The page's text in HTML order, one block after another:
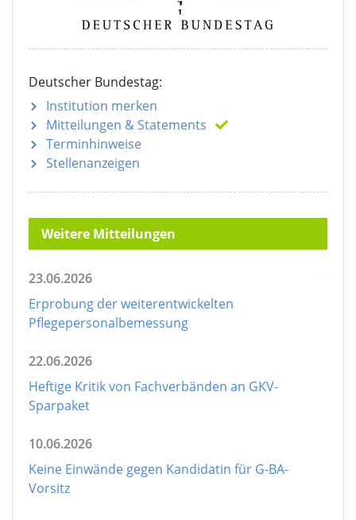
Deutscher Bundestag:
Institution merken
Mitteilungen & Statements
Terminhinweise
Stellenanzeigen
Weitere Mitteilungen
23.06.2026
Erprobung der weiterentwickelten
Pflegepersonalbemessung
22.06.2026
Heftige Kritik von Fachverbänden an GKV-
Sparpaket
10.06.2026
Keine Einwände gegen Kandidatin für G-BA-
Vorsitz